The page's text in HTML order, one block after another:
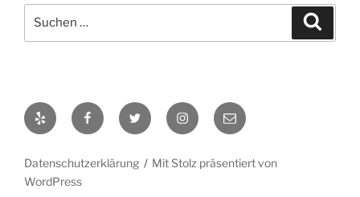
nach:
Yelp FacebookTwitter Instagram
E-
Mail
Datenschutzerklärung
Mit Stolz präsentiert von
WordPress